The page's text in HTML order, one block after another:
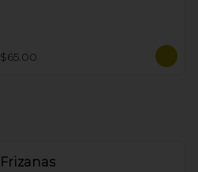
$65.00
Frizanas